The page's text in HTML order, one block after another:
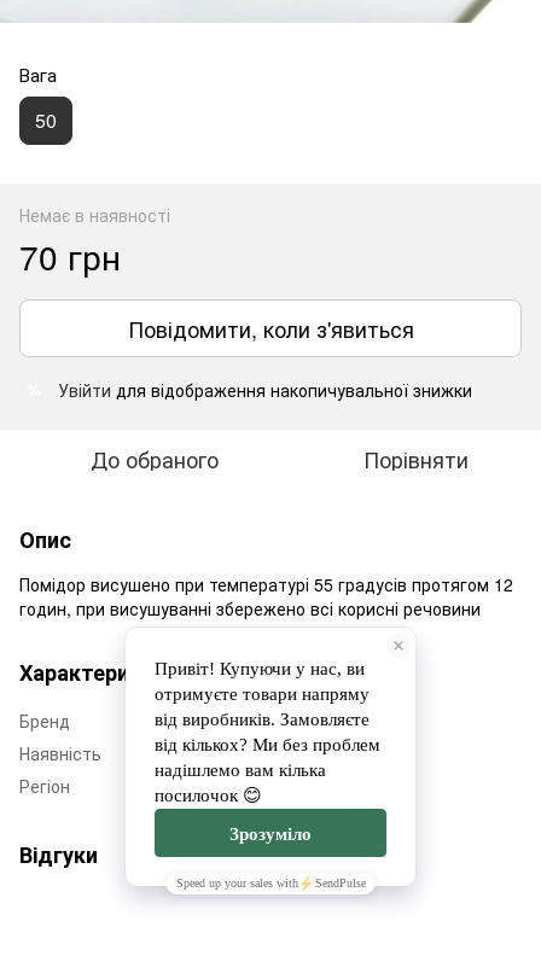
Вага
50
Немає в наявності
70 грн
Повідомити, коли з'явиться
Увійти для відображення накопичувальної знижки
До обраного Порівняти
Опис
Помідор висушено при температурі 55 градусів протягом 12
годин, при висушуванні збережено всі корисні речовини
Характеристики
Бренд
Дім Еко Фруктів
Наявність
Немає в наявності
Регіон
Черкащина
Відгуки